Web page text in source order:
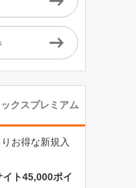
クスプレミアム
お得な新規入
イト45,000ポイ